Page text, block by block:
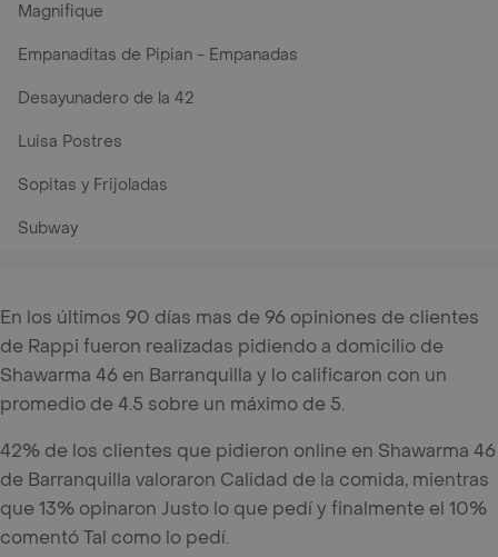
Magnifique
Empanaditas de Pipian - Empanadas
Desayunadero de la 42
Luisa Postres
Sopitas y Frijoladas
Subway
En los últimos 90 días mas de 96 opiniones de clientes
de Rappi fueron realizadas pidiendo a domicilio de
Shawarma 46 en Barranquilla y lo calificaron con un
promedio de 4.5 sobre un máximo de 5.
42% de los clientes que pidieron online en Shawarma 46
de Barranquilla valoraron Calidad de la comida, mientras
que 13% opinaron Justo lo que pedí y finalmente el 10%
comentó Tal como lo pedí.